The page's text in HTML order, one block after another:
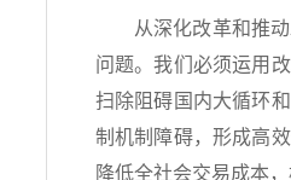
从深化改革和推
问题。我们必须运用
扫除阻碍国内大循环
制机制障碍，形成高
降低全社会交易成本